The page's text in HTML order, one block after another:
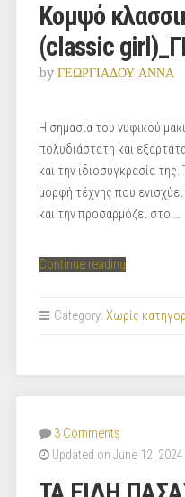
Κομψό
(classic
by ΓΕΩΡΓΙΑΔΟΥ ΑΝΝΑ
Η σημασία του νυφικού
πολυδιάστατη και
και την ιδιοσυγκρασία
μορφή τέχνης που
και την προσαρμόζει στο …
Continue reading“Κομψό
μακιγιάζ
Category: Χωρίς
3 Comments
Updated on June 12, 2024